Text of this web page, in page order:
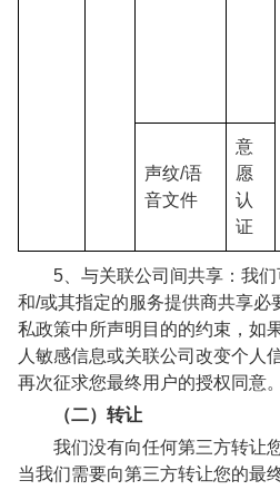
声纹/语
音文件
意
愿
认
证
5、与关联公司间共享：我
和/或其指定的服务提供商共享必
私政策中所声明目的的约束，如
人敏感信息或关联公司改变个人
再次征求您最终用户的授权同意。
（二）转让
我们没有向任何第三方转让
当我们需要向第三方转让您的最